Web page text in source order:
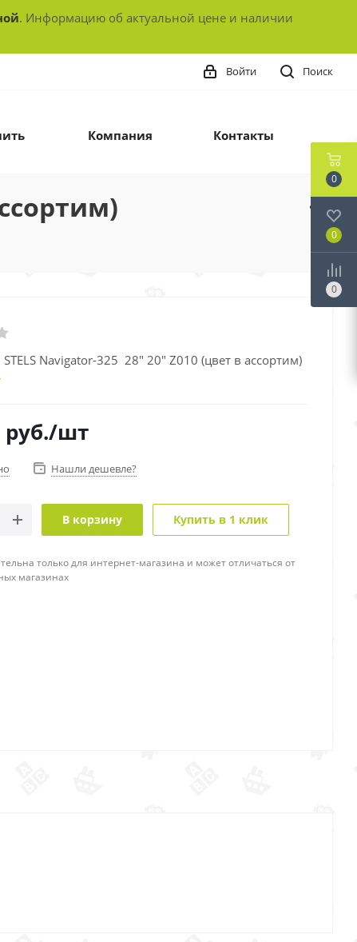
. Информацию об актуальной цене и наличии
Поиск
Войти
Компания Контакты
Navigator-325 28" 20" Z010 (цвет в ассортим)
руб./шт
Нашли дешевле?
В корзину Купить в 1 клик
только для интернет-магазина и может отличаться от
магазинах
0
0
0